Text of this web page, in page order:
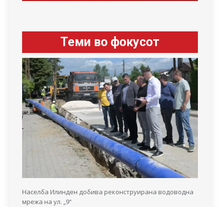
Теми во фокусот
Населба Илинден добива реконструирана водоводна
мрежа на ул. „9“